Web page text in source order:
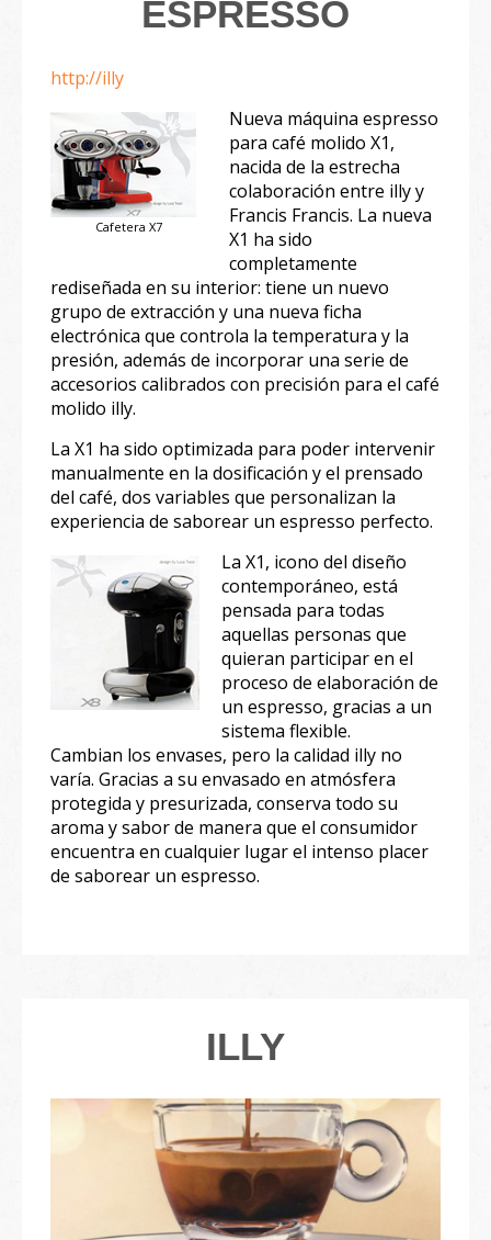
ESPRESSO
http://illy
Cafetera X7
Nueva máquina espresso
para café molido X1,
nacida de la estrecha
colaboración entre illy y
Francis Francis. La nueva
X1 ha sido
completamente
rediseñada en su interior: tiene un nuevo
grupo de extracción y una nueva ficha
electrónica que controla la temperatura y la
presión, además de incorporar una serie de
accesorios calibrados con precisión para el café
molido illy.
La X1 ha sido optimizada para poder intervenir
manualmente en la dosificación y el prensado
del café, dos variables que personalizan la
experiencia de saborear un espresso perfecto.
La X1, icono del diseño
contemporáneo, está
pensada para todas
aquellas personas que
quieran participar en el
proceso de elaboración de
un espresso, gracias a un
sistema flexible.
Cambian los envases, pero la calidad illy no
varía. Gracias a su envasado en atmósfera
protegida y presurizada, conserva todo su
aroma y sabor de manera que el consumidor
encuentra en cualquier lugar el intenso placer
de saborear un espresso.
ILLY